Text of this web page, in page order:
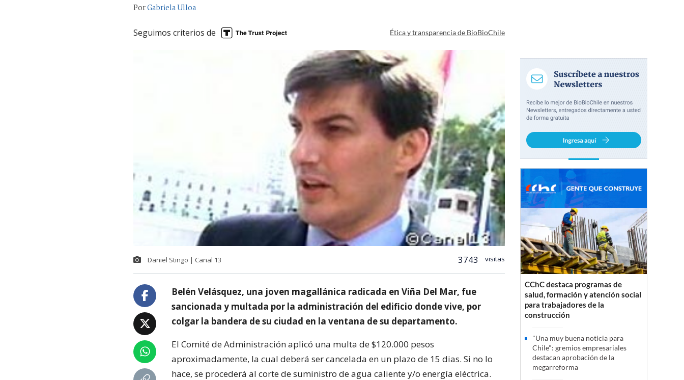
PorGabriela Ulloa
Seguimos criterios de Ética y transparencia de BioBioChile
Daniel Stingo | Canal 13 3743 visitas
Belén Velásquez, una joven magallánica radicada en Viña Del Mar, fue
sancionada y multada por la administración del edificio donde vive, por
colgar la bandera de su ciudad en la ventana de su departamento.
El Comité de Administración aplicó una multa de $120.000 pesos
aproximadamente, la cual deberá ser cancelada en un plazo de 15 dias. Si no lo
hace, se procederá al corte de suministro de agua caliente y/o energía eléctrica.
CChC destaca programas de
salud, formación y atención social
para trabajadores de la
construcción
"Una muy buena noticia para
Chile": gremios empresariales
destacan aprobación de la
megarreforma